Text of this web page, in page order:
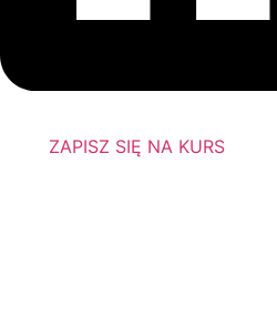
ZAPISZ SIĘ NA KURS